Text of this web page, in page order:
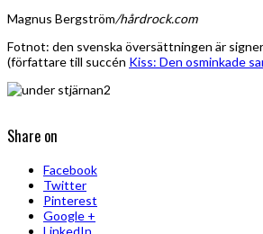
Magnus Bergström/hårdrock.com
Fotnot: den svenska översättningen är
(författare till succén Kiss: Den osminkade
Share on
Facebook
Twitter
Pinterest
Google +
LinkedIn